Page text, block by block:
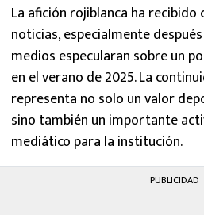
La afición rojiblanca ha
noticias, especialmente
medios especularan sobre un
en el verano de 2025. La
representa no solo un valor
sino también un importante
mediático para la institución.
PUBLICIDAD